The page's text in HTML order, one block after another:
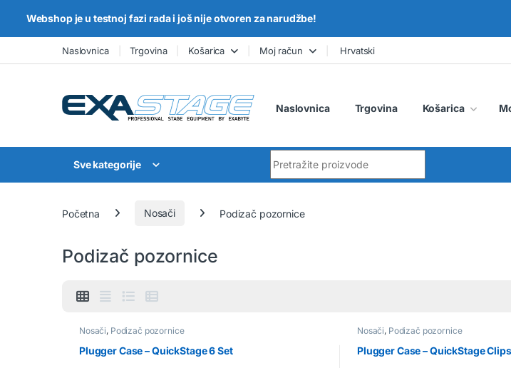
Skip to navigation
Skip to contentNaslovnica Trgovina Košarica Moj račun Hrvatski
Naslovnica Trgovina Košarica
Sve kategorije
Početna Nosači Podizač pozornice
Podizač pozornice
Nosači, Podizač pozornice
Plugger Case – QuickStage 6 Set
Nosači, Podizač pozornice
Plugger Case – QuickStage Clips
Webshop je u testnoj fazi rada i još nije otvoren za narudžbe!